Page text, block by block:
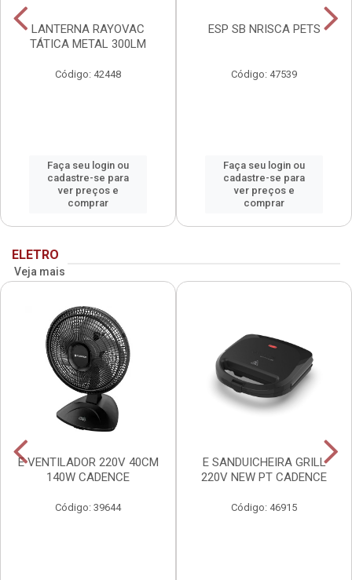
LANTERNA RAYOVAC
TÁTICA METAL 300LM
Código: 42448
Faça seu login ou
cadastre-se para
ver preços e
comprar
ESP SB NRISCA PETS
Código: 47539
Faça seu login ou
cadastre-se para
ver preços e
comprar
ELETRO
Veja mais
E VENTILADOR 220V 40CM
140W CADENCE
Código: 39644
E SANDUICHEIRA GRILL
220V NEW PT CADENCE
Código: 46915